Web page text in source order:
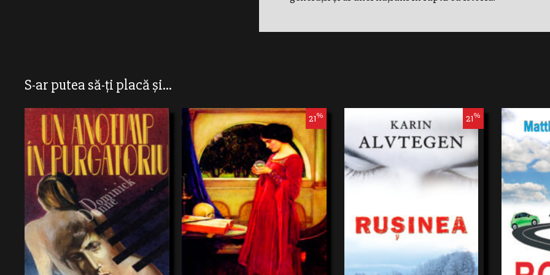
S-ar putea să-ți placă și...
Tulburătoare această poveste despre
Ne aflăm în Argentina colonială de la
începutul secolului al XVIII-lea,într-un mic
oraş de provincie, Córdoba del Tucumán.
Familia de nobiliBernal de Zúńiga duce o
21%
Când un tragic accident rutier aduce
laolaltă două femei care nu secunoşteau,
nici una nu are habar cum i se va schimba
viaţa.Violentesecrete de familie, aflate în
21%
Povestea
de 9 ani,
Roma,
Jemima,